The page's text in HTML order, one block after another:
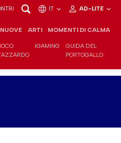
IT AD-LITE
ARTI MOMENTI DI CALMA
IGAMING
GUIDA DEL
PORTOGALLO